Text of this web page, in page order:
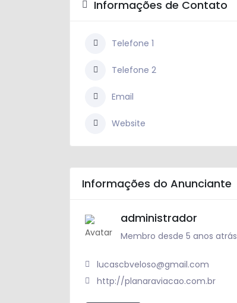
Informações de Contato
Telefone 1
Telefone 2
Email
Website
Informações do Anunciante
administrador
Membro desde 5 anos atrás
lucascbveloso@gmail.com
http://planaraviacao.com.br